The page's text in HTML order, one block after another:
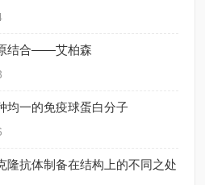
结合——艾柏森
均一的免疫球蛋白分子
隆抗体制备在结构上的不同之处